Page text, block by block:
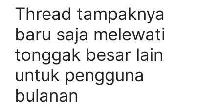
Thread tampaknya
baru saja melewati
tonggak besar lain
untuk pengguna
bulanan